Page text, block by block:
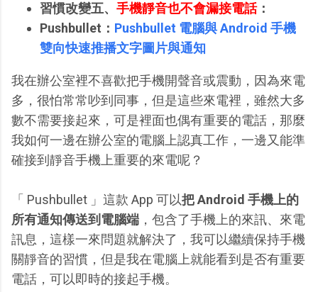
習慣改變五、 手機靜音也不會漏接電話：
Pushbullet： Pushbullet 電腦與 Android 手機
雙向快速推播文字圖片與通知
我在辦公室裡不喜歡把手機開聲音或震動，因為來電
多，很怕常常吵到同事，但是這些來電裡，雖然大多
數不需要接起來，可是裡面也偶有重要的電話，那麼
我如何一邊在辦公室的電腦上認真工作，一邊又能準
確接到靜音手機上重要的來電呢？
「 Pushbullet 」這款 App 可以把 Android 手機上的
所有通知傳送到電腦端 ，包含了手機上的來訊、來電
訊息，這樣一來問題就解決了，我可以繼續保持手機
關靜音的習慣，但是我在電腦上就能看到是否有重要
電話，可以即時的接起手機。